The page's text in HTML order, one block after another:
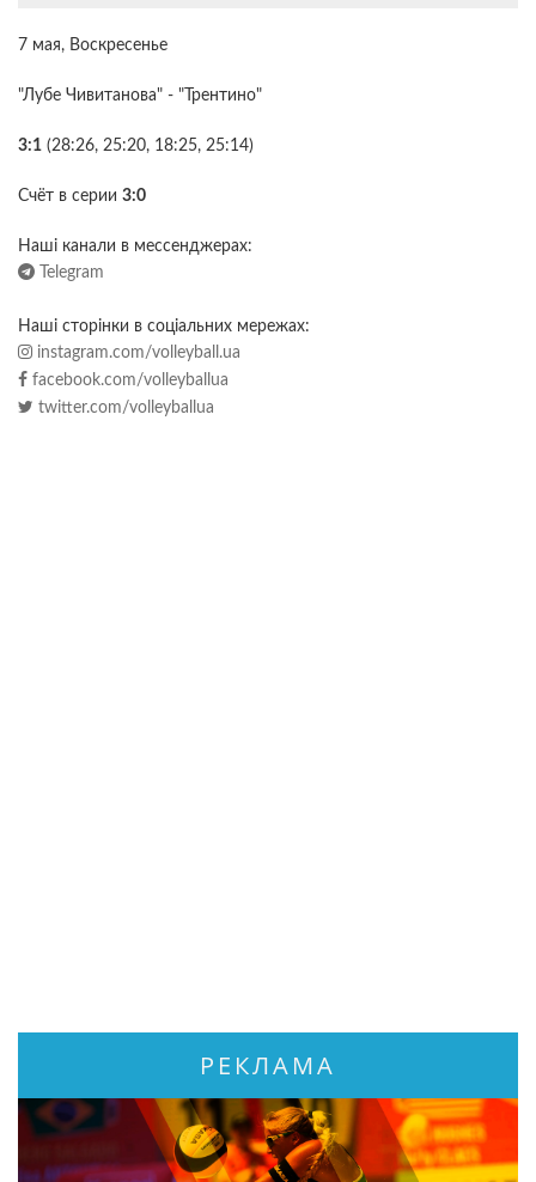
7 мая, Воскресенье
"Лубе Чивитанова" - "Трентино"
3:1 (28:26, 25:20, 18:25, 25:14)
Счёт в серии 3:0
Наші канали в мессенджерах:
Telegram
Наші сторінки в соціальних мережах:
instagram.com/volleyball.ua
facebook.com/volleyballua
twitter.com/volleyballua
РЕКЛАМА